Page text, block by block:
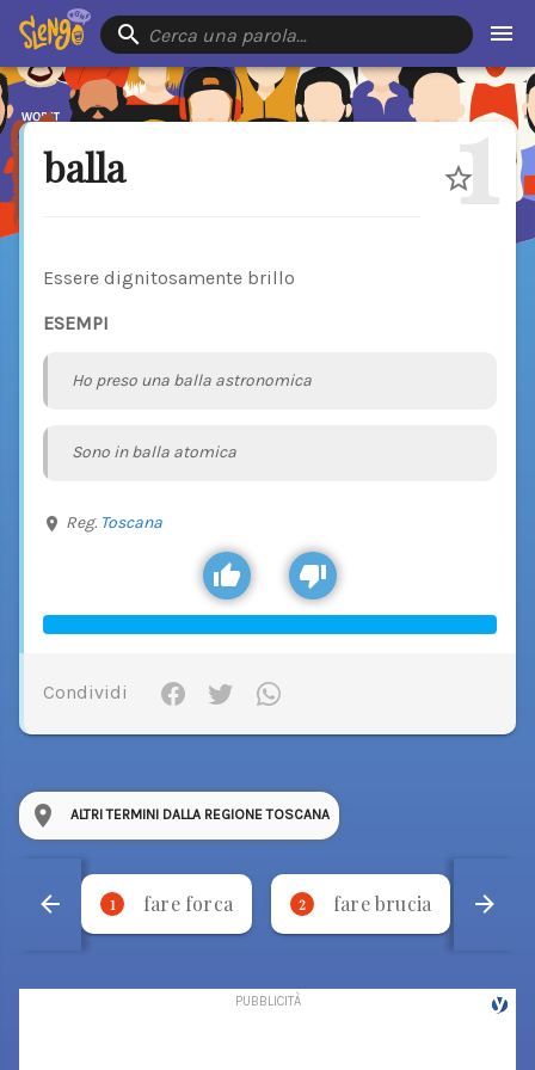
Cerca una parola…
balla 1
Essere dignitosamente brillo
ESEMPI
Ho preso una balla astronomica
Sono in balla atomica
Reg. Toscana
Condividi
ALTRI TERMINI DALLA REGIONE TOSCANA
1 fare forca 2 fare brucia